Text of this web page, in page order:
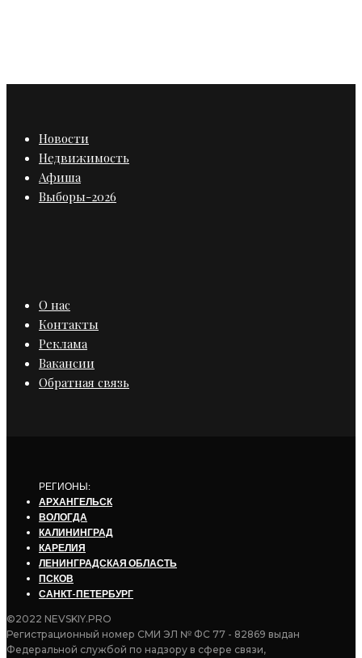
Новости
Недвижимость
Афиша
Выборы-2026
О нас
Контакты
Реклама
Вакансии
Обратная связь
РЕГИОНЫ:
АРХАНГЕЛЬСК
ВОЛОГДА
КАЛИНИНГРАД
КАРЕЛИЯ
ЛЕНИНГРАДСКАЯ ОБЛАСТЬ
ПСКОВ
САНКТ-ПЕТЕРБУРГ
©2022 NEVSKIY.PRO
Регистрационный номер СМИ ЭЛ № ФС 77 - 82869 выдан
Федеральной службой по надзору в сфере связи,